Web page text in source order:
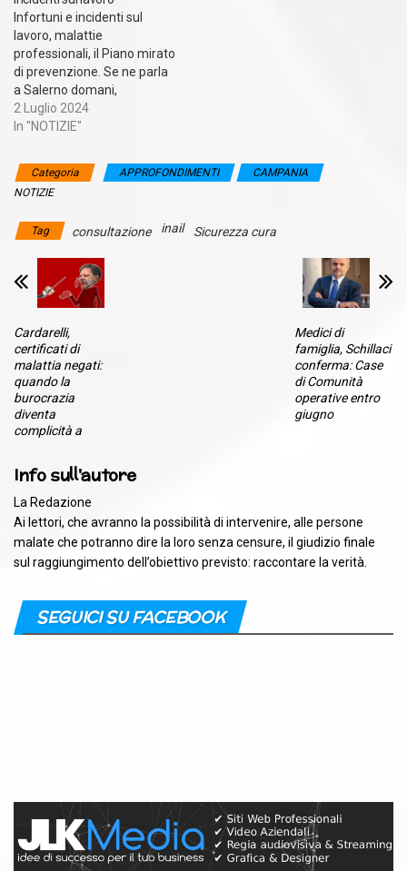
Infortuni e incidenti sul
lavoro, malattie
professionali, il Piano mirato
di prevenzione. Se ne parla
a Salerno domani,
mercoledì 3 luglio, presso il
Grand Hotel Salerno. Il Piano
modello d’intervento
finalizzato ad aumentare il
livello di sicurezza nelle
azienda capofila in
2 Luglio 2024
In "NOTIZIE"
Categoria APPROFONDIMENTI
CAMPANIA
NOTIZIE
Tag consultazione inail Sicurezza cura
Cardarelli,
certificati di
malattia negati:
quando la
burocrazia
diventa
complicità a
Medici di
famiglia, Schillaci
conferma: Case
di Comunità
operative entro
giugno
Info sull'autore
La Redazione
Ai lettori, che avranno la possibilità di intervenire, alle persone
malate che potranno dire la loro senza censure, il giudizio finale
sul raggiungimento dell’obiettivo previsto: raccontare la verità.
SEGUICI SU FACEBOOK